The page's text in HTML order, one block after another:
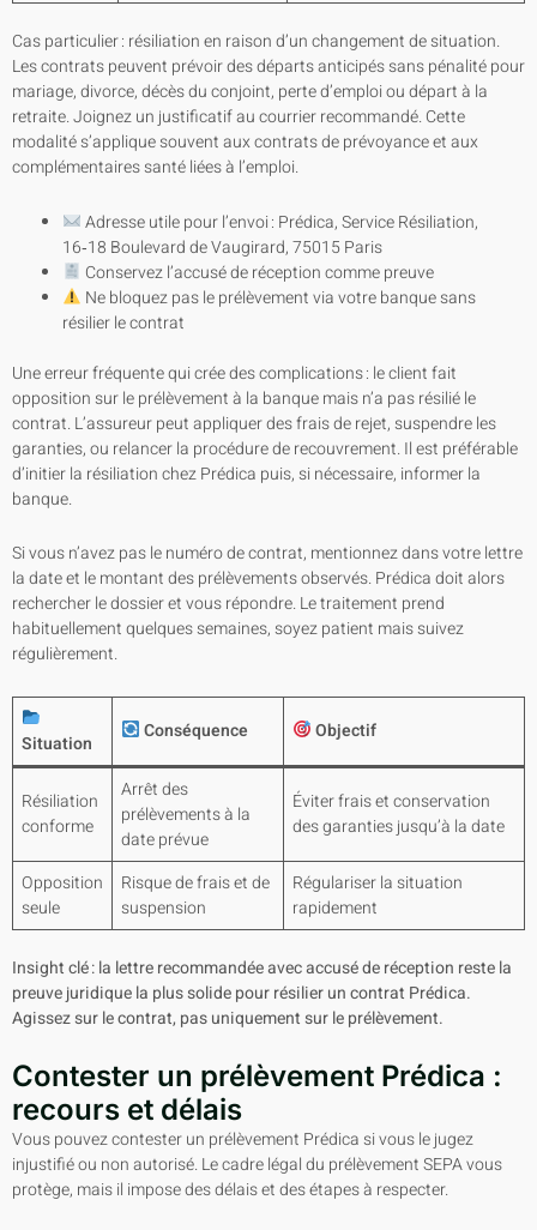
Cas particulier : résiliation en raison d’un changement de situation.
Les contrats peuvent prévoir des départs anticipés sans pénalité pour
mariage, divorce, décès du conjoint, perte d’emploi ou départ à la
retraite. Joignez un justificatif au courrier recommandé. Cette
modalité s’applique souvent aux contrats de prévoyance et aux
complémentaires santé liées à l’emploi.
Adresse utile pour l’envoi : Prédica, Service Résiliation,
16‑18 Boulevard de Vaugirard, 75015 Paris
Conservez l’accusé de réception comme preuve
Ne bloquez pas le prélèvement via votre banque sans
résilier le contrat
Une erreur fréquente qui crée des complications : le client fait
opposition sur le prélèvement à la banque mais n’a pas résilié le
contrat. L’assureur peut appliquer des frais de rejet, suspendre les
garanties, ou relancer la procédure de recouvrement. Il est préférable
d’initier la résiliation chez Prédica puis, si nécessaire, informer la
banque.
Si vous n’avez pas le numéro de contrat, mentionnez dans votre lettre
la date et le montant des prélèvements observés. Prédica doit alors
rechercher le dossier et vous répondre. Le traitement prend
habituellement quelques semaines, soyez patient mais suivez
régulièrement.
Situation
Conséquence Objectif
Résiliation
conforme
Arrêt des
prélèvements à la
date prévue
Éviter frais et conservation
des garanties jusqu’à la date
Opposition
seule
Risque de frais et de
suspension
Régulariser la situation
rapidement
Insight clé : la lettre recommandée avec accusé de réception reste la
preuve juridique la plus solide pour résilier un contrat Prédica.
Agissez sur le contrat, pas uniquement sur le prélèvement.
Contester un prélèvement Prédica :
recours et délais
Vous pouvez contester un prélèvement Prédica si vous le jugez
injustifié ou non autorisé. Le cadre légal du prélèvement SEPA vous
protège, mais il impose des délais et des étapes à respecter.